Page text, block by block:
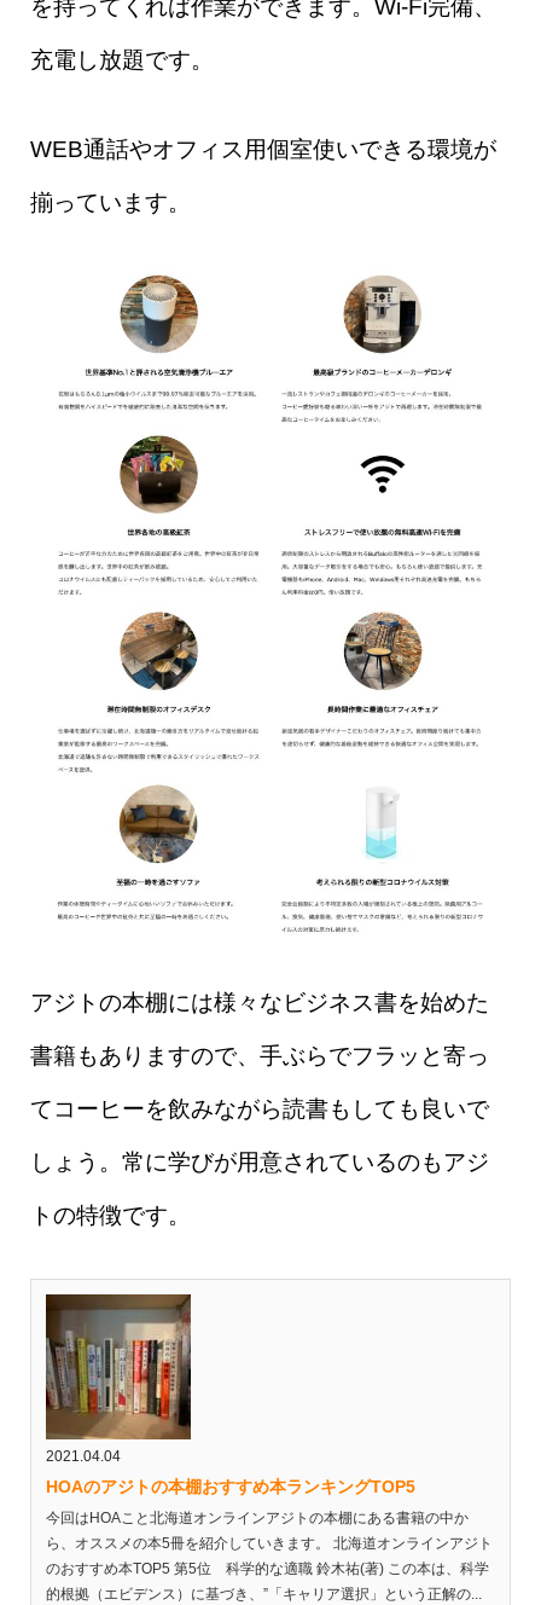
を持ってくれば作業ができます。Wi-Fi完備、
充電し放題です。
WEB通話やオフィス用個室使いできる環境が
揃っています。
アジトの本棚には様々なビジネス書を始めた
書籍もありますので、手ぶらでフラッと寄っ
てコーヒーを飲みながら読書もしても良いで
しょう。常に学びが用意されているのもアジ
トの特徴です。
2021.04.04
HOAのアジトの本棚おすすめ本ランキングTOP5
今回はHOAこと北海道オンラインアジトの本棚にある書籍の中か
ら、オススメの本5冊を紹介していきます。 北海道オンラインアジト
のおすすめ本TOP5 第5位 科学的な適職 鈴木祐(著) この本は、科学
的根拠（エビデンス）に基づき、”「キャリア選択」という正解の...